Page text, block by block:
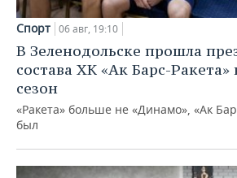
Спорт 06 авг, 19:10
В Зеленодольске прошла
состава ХК «Ак Барс-
сезон
«Ракета» больше не «Динамо», «Ак
был